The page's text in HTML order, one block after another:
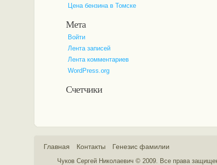
Цена бензина в Томске
Мета
Войти
Лента записей
Лента комментариев
WordPress.org
Счетчики
Главная Контакты Генезис фамилии
Чуков Сергей Николаевич © 2009. Все права